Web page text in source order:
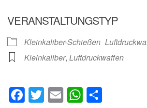
VERANSTALTUNGSTYP
Kleinkaliber-Schießen
Kleinkaliber, Luftdruckwaffen
Facebook
Twitter
EmailWhatsApp